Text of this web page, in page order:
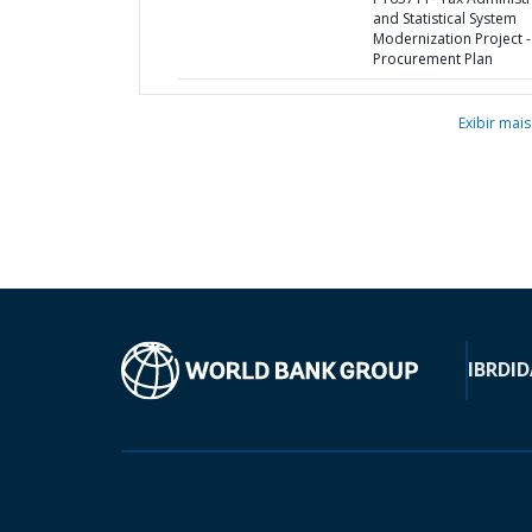
and Statistical System
Modernization Project -
Procurement Plan
Exibir mais
IBRD